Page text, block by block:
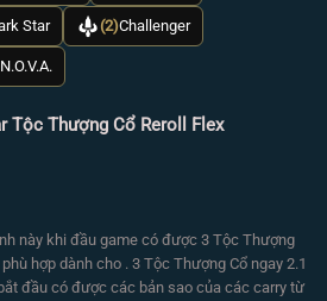
Star (2)Challenger
N.O.V.A.
Tộc Thượng Cổ Reroll Flex
này khi đầu game có được 3 Tộc Thượng
hợp dành cho . 3 Tộc Thượng Cổ ngay 2.1
đầu có được các bản sao của các carry từ